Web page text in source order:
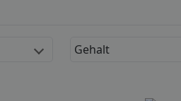
Gehalt